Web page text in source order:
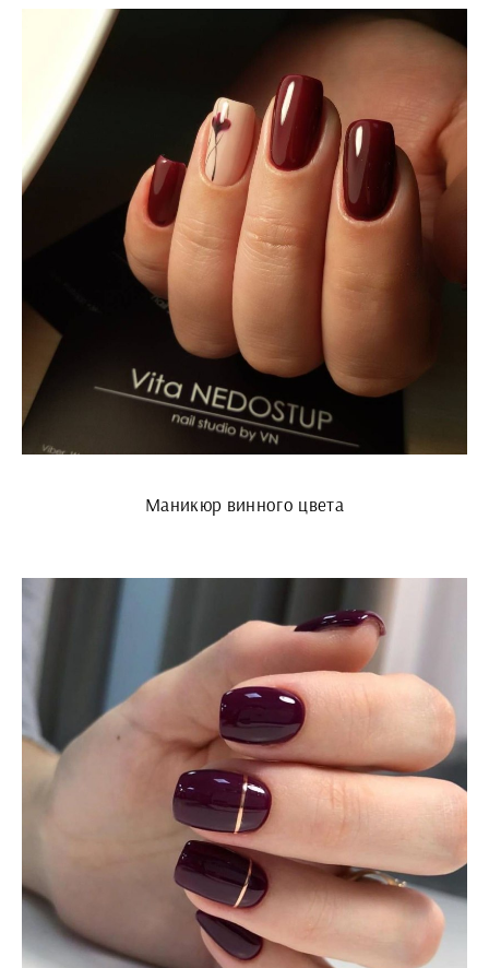
Маникюр винного цвета